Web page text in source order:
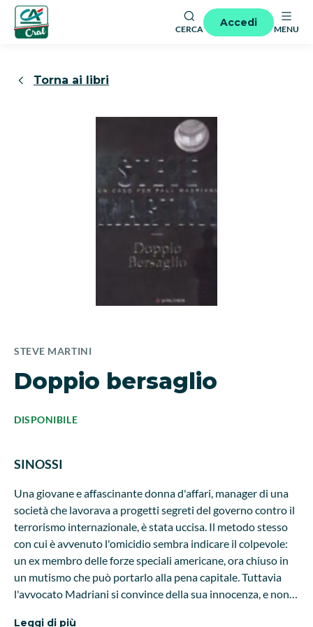
CERCA
Accedi
MENU
Torna ai libri
STEVE MARTINI
Doppio bersaglio
DISPONIBILE
SINOSSI
Una giovane e affascinante donna d'affari, manager di una
società che lavorava a progetti segreti del governo contro il
terrorismo internazionale, è stata uccisa. Il metodo stesso
con cui è avvenuto l'omicidio sembra indicare il colpevole:
un ex membro delle forze speciali americane, ora chiuso in
un mutismo che può portarlo alla pena capitale. Tuttavia
l'avvocato Madriani si convince della sua innocenza, e non
Leggi di più